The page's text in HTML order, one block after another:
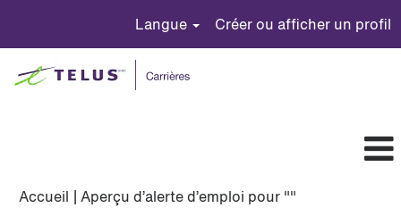
Langue Créer ou afficher un profil
Accueil | Aperçu d’alerte d’emploi pour ""